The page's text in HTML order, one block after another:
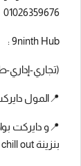
01026359676
9ninth Hub :
(تجاري-
📍المول دايركت علي
بنزينة chill out